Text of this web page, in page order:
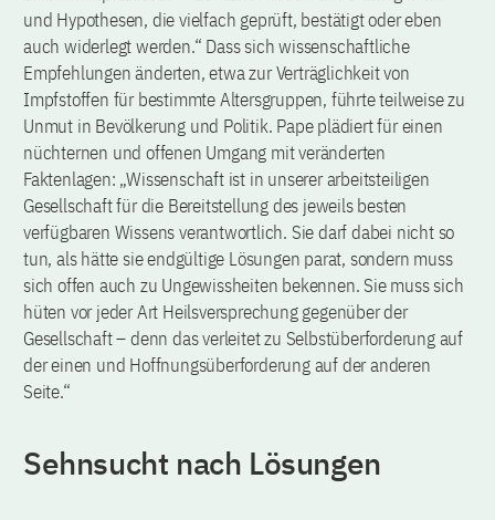
und Hypothesen, die vielfach geprüft, bestätigt oder eben
auch widerlegt werden.“ Dass sich wissenschaftliche
Empfehlungen änderten, etwa zur Verträglichkeit von
Impfstoffen für bestimmte Altersgruppen, führte teilweise zu
Unmut in Bevölkerung und Politik. Pape plädiert für einen
nüchternen und offenen Umgang mit veränderten
Faktenlagen: „Wissenschaft ist in unserer arbeitsteiligen
Gesellschaft für die Bereitstellung des jeweils besten
verfügbaren Wissens verantwortlich. Sie darf dabei nicht so
tun, als hätte sie endgültige Lösungen parat, sondern muss
sich offen auch zu Ungewissheiten bekennen. Sie muss sich
hüten vor jeder Art Heilsversprechung gegenüber der
Gesellschaft – denn das verleitet zu Selbstüberforderung auf
der einen und Hoffnungsüberforderung auf der anderen
Seite.“
Sehnsucht nach Lösungen